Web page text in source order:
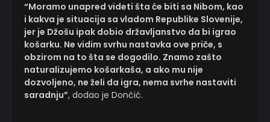
“Moramo unapred videti šta će biti sa Nibom, kao
i kakva je situacija sa vladom Republike Slovenije,
jer je Džošu ipak dobio državljanstvo da bi igrao
košarku. Ne vidim svrhu nastavka ove priče, s
obzirom na to šta se dogodilo. Znamo zašto
naturalizujemo košarkaša, a ako mu nije
dozvoljeno, ne želi da igra, nema svrhe nastaviti
saradnju”, dodao je Dončić.